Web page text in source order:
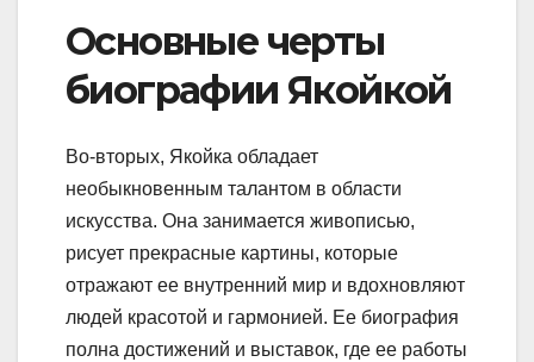
Основные черты
биографии Якойкой
Во-вторых, Якойка обладает
необыкновенным талантом в области
искусства. Она занимается живописью,
рисует прекрасные картины, которые
отражают ее внутренний мир и вдохновляют
людей красотой и гармонией. Ее биография
полна достижений и выставок, где ее работы